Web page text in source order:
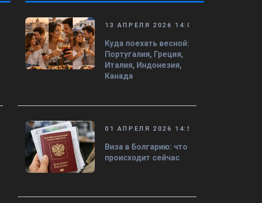
13 АПРЕЛЯ 2026 14:08
Куда поехать весной:
Португалия, Греция,
Италия, Индонезия,
Канада
01 АПРЕЛЯ 2026 14:50
Виза в Болгарию: что
происходит сейчас